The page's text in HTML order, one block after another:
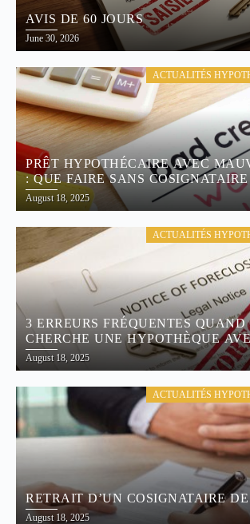
AVIS DE 60 JOURS
June 30, 2026
ACTUALITÉS
PRÊT HYPOTHÉCAIRE AVEC
: QUE FAIRE SANS COSIGNATAIRE
August 18, 2025
ACTUALITÉS
3 ERREURS FRÉQUENTES QUAND
CHERCHE UNE HYPOTHÈQUE
MAUVAIS CRÉDIT
August 18, 2025
ACTUALITÉS
RETRAIT D’UN COSIGNATAIRE
August 18, 2025